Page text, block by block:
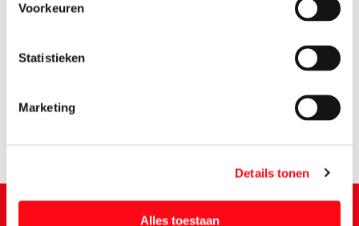
Voorkeuren
Statistieken
Marketing
Details tonen
Alles toestaan
0.91